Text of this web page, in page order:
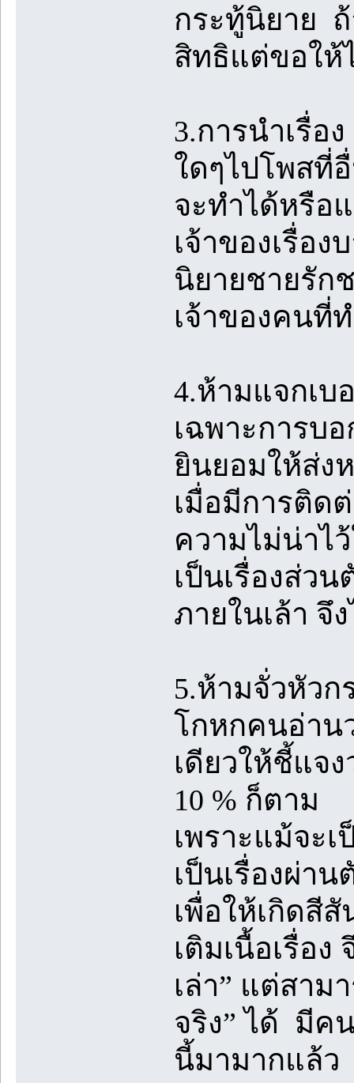
กระทู้นิยาย
สิทธิแต่ขอให้
3.การนำเรื่อ
ใดๆไปโพสที่
จะทำได้หรือ
เจ้าของเรื่อ
นิยายชายรัก
เจ้าของคนที่
4.ห้ามแจกเบ
เฉพาะการบ
ยินยอมให้ส่ง
เมื่อมีการติด
ความไม่น่าไ
เป็นเรื่องส่ว
ภายในเล้า
5.ห้ามจั่วหัวก
โกหกคนอ่าน
เดียวให้ชี้แจ
10 % ก็ตาม
เพราะแม้จะ
เป็นเรื่องผ่า
เพื่อให้เกิดสี
เติมเนื้อเรื่อ
เล่า” แต่สาม
จริง” ได้ มีค
นี้มามากแล้ว